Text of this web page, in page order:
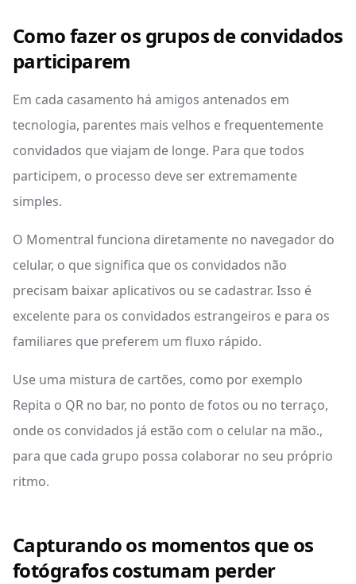
Como fazer os grupos de convidados
participarem
Em cada casamento há amigos antenados em
tecnologia, parentes mais velhos e frequentemente
convidados que viajam de longe. Para que todos
participem, o processo deve ser extremamente
simples.
O Momentral funciona diretamente no navegador do
celular, o que significa que os convidados não
precisam baixar aplicativos ou se cadastrar. Isso é
excelente para os convidados estrangeiros e para os
familiares que preferem um fluxo rápido.
Use uma mistura de cartões, como por exemplo
Repita o QR no bar, no ponto de fotos ou no terraço,
onde os convidados já estão com o celular na mão.,
para que cada grupo possa colaborar no seu próprio
ritmo.
Capturando os momentos que os
fotógrafos costumam perder